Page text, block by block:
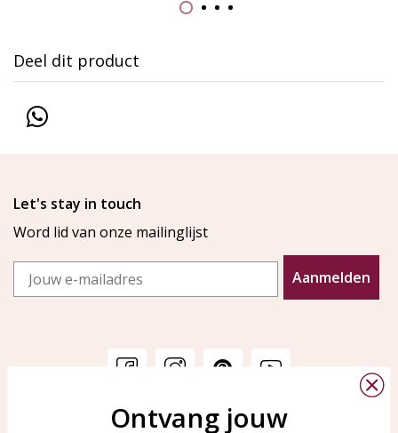
Deel dit product
Let's stay in touch
Word lid van onze mailinglijst
Email
Aanmelden
KAYA Sieraden
Ontvang jouw